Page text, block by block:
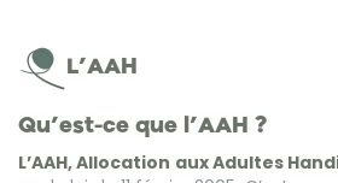
L’AAH
Qu’est-ce que l’AAH ?
L’AAH, Allocation aux Adultes